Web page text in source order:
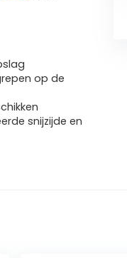
op de
snijzijde en